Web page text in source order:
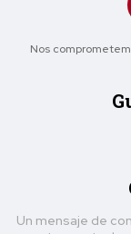
Nos
Un mensaje de